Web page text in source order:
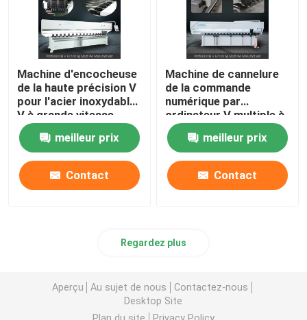
Machine d'encocheuse
de la haute précision V
pour l'acier inoxydable
V à grande vitesse
cannelant la machine
meilleur prix
Contact
Machine de cannelure
de la commande
numérique par
ordinateur V multiple à
grande vitesse de taille
de machine de coupeur
de cannelure de V
meilleur prix
Contact
Regardez plus
Aperçu Au sujet de nous
Contactez-nous
Desktop Site
Plan du site
Privacy Policy